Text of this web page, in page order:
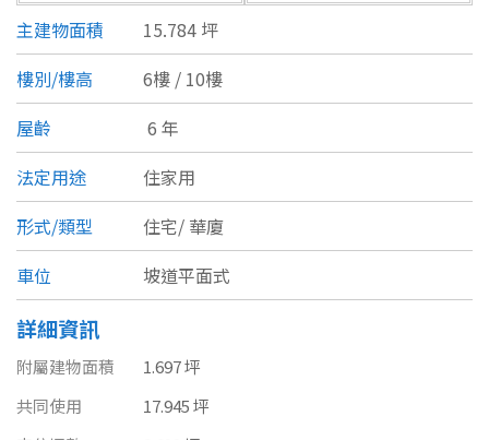
宜蘭縣
桃園市
新竹市
新竹縣
苗栗縣
台中市
彰化縣
南投縣
雲林縣
類型(可複選)
不拘 公寓 電梯大樓 套房
別墅 透天厝 樓中樓 華廈
農舍 辦公 店面 工廠
坪數
主建物面積
15.784 坪
樓別/樓高
6樓 / 10樓
屋齡
6 年
法定用途
住家用
形式/類型
住宅/ 華廈
車位
坡道平面式
詳細資訊
附屬建物面積
1.697 坪
共同使用
17.945 坪